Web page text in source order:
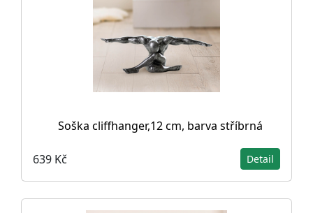
Soška cliffhanger,12 cm, barva stříbrná
639 Kč Detail